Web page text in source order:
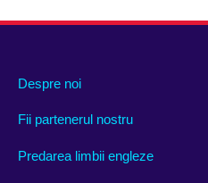
Despre noi
Fii partenerul nostru
Predarea limbii engleze